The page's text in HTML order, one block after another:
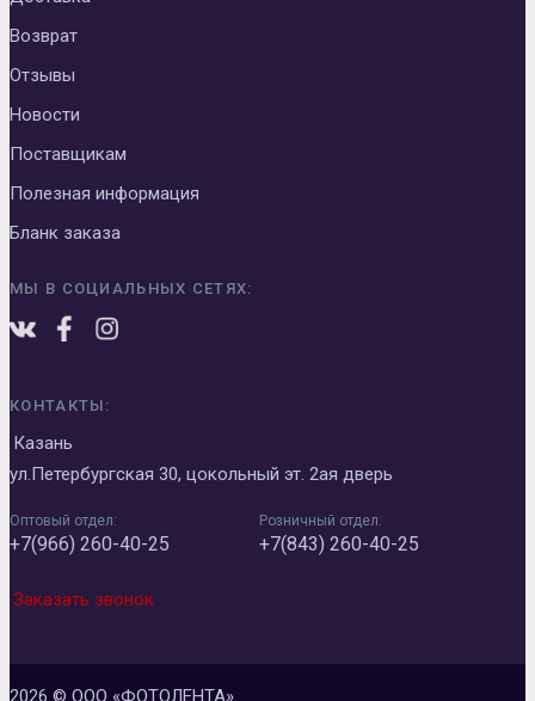
Возврат
Отзывы
Новости
Поставщикам
Полезная информация
Бланк заказа
МЫ В СОЦИАЛЬНЫХ СЕТЯХ:
КОНТАКТЫ:
Казань
ул.Петербургская 30, цокольный эт. 2ая дверь
Оптовый отдел:
+7(966) 260-40-25
Розничный отдел:
+7(843) 260-40-25
Заказать звонок
2026 © ООО «ФОТОЛЕНТА»